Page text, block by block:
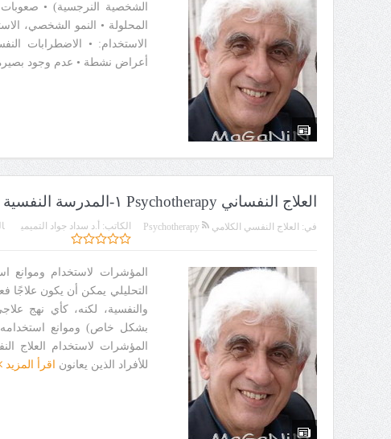
الشخصية النرجسية) •
المحلولة • النمو الشخصي،
الاستخدام: • الاضطرابات
أعراض نشطة • عدم وجود
العلاج النفساني Psychotherapy ١-المدرسة النفسية التحليلية-ج
الكاتب: أ.د سداد جواد التميمي في: العلاج النفسي الكلامي Psychotherapy
المؤشرات لاستخدام وموانع
التحليلي يمكن أن يكون علاجًا
والنفسية، لكنه، كأي نهج
بشكل خاص) وموانع استخدامه
المؤشرات لاستخدام العلاج
للأفراد الذين يعانون
اقرأ المزيد